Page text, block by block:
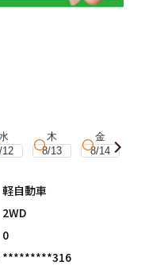
水
12
木
8/13
金
8/14
軽自動車
2WD
0
*********316